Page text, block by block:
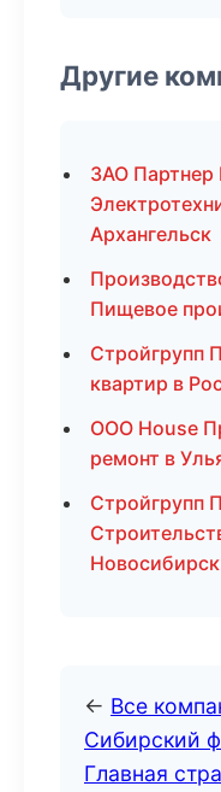
Другие
ЗАО
Архангельск
Пищевое
Стройгрупп
квартир в
ООО House
ремонт в
Стройгрупп
Новосибирск
← Все
Сибирский
Главная